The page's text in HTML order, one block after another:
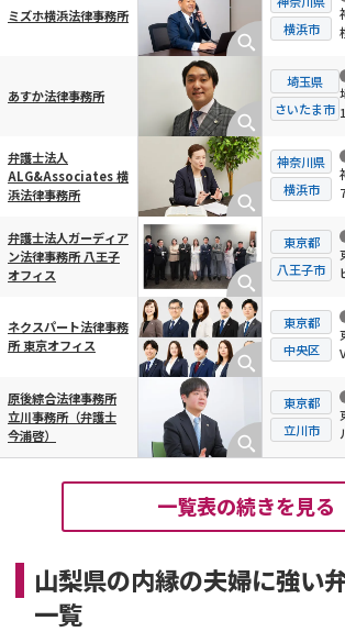
ミズホ横浜法律事務所
横浜市
あすか法律事務所
埼玉県
さいたま市
弁護士法人
ALG&Associates 横
浜法律事務所
神奈川県
横浜市
弁護士法人ガーディア
ン法律事務所 八王子
オフィス
東京都
八王子市
ネクスパート法律事務
所 東京オフィス
東京都
中央区
原後綜合法律事務所
立川事務所（弁護士
今浦啓）
東京都
立川市
一覧表の続きを見る
山梨県の内縁の夫婦に強い
一覧